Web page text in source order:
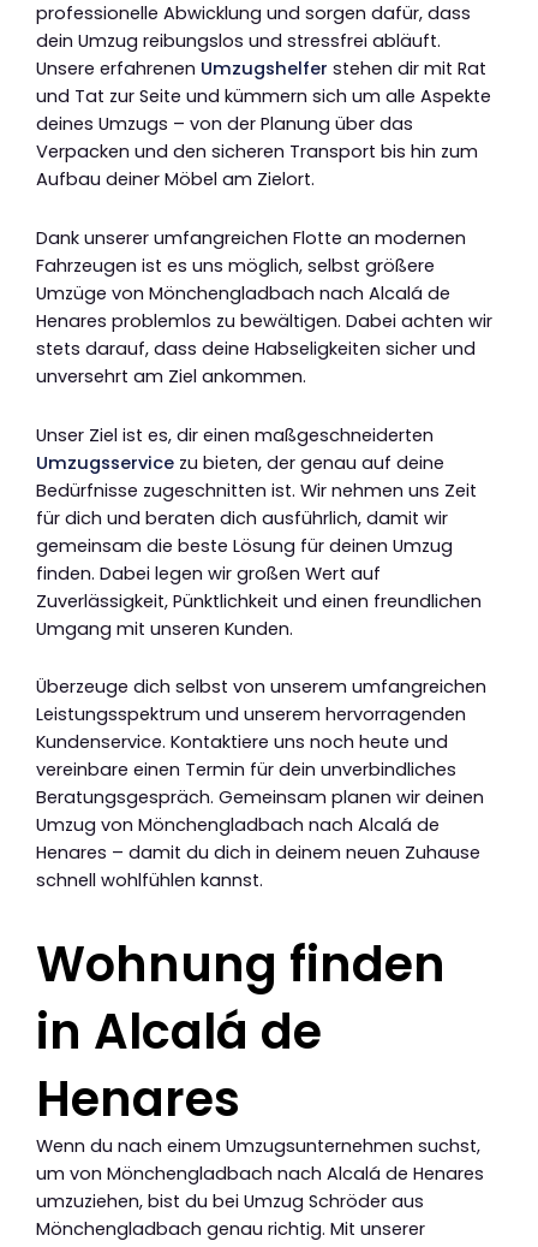
professionelle Abwicklung und sorgen dafür, dass
dein Umzug reibungslos und stressfrei abläuft.
Unsere erfahrenen Umzugshelfer stehen dir mit Rat
und Tat zur Seite und kümmern sich um alle Aspekte
deines Umzugs – von der Planung über das
Verpacken und den sicheren Transport bis hin zum
Aufbau deiner Möbel am Zielort.
Dank unserer umfangreichen Flotte an modernen
Fahrzeugen ist es uns möglich, selbst größere
Umzüge von Mönchengladbach nach Alcalá de
Henares problemlos zu bewältigen. Dabei achten wir
stets darauf, dass deine Habseligkeiten sicher und
unversehrt am Ziel ankommen.
Unser Ziel ist es, dir einen maßgeschneiderten
Umzugsservice zu bieten, der genau auf deine
Bedürfnisse zugeschnitten ist. Wir nehmen uns Zeit
für dich und beraten dich ausführlich, damit wir
gemeinsam die beste Lösung für deinen Umzug
finden. Dabei legen wir großen Wert auf
Zuverlässigkeit, Pünktlichkeit und einen freundlichen
Umgang mit unseren Kunden.
Überzeuge dich selbst von unserem umfangreichen
Leistungsspektrum und unserem hervorragenden
Kundenservice. Kontaktiere uns noch heute und
vereinbare einen Termin für dein unverbindliches
Beratungsgespräch. Gemeinsam planen wir deinen
Umzug von Mönchengladbach nach Alcalá de
Henares – damit du dich in deinem neuen Zuhause
schnell wohlfühlen kannst.
Wohnung finden
in Alcalá de
Henares
Wenn du nach einem Umzugsunternehmen suchst,
um von Mönchengladbach nach Alcalá de Henares
umzuziehen, bist du bei Umzug Schröder aus
Mönchengladbach genau richtig. Mit unserer